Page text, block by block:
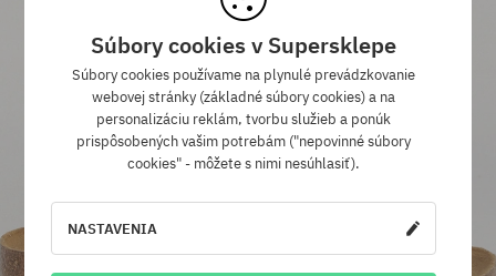
Súbory cookies v Supersklepe
Súbory cookies používame na plynulé prevádzkovanie
webovej stránky (základné súbory cookies) a na
personalizáciu reklám, tvorbu služieb a ponúk
prispôsobených vašim potrebám ("nepovinné súbory
cookies" - môžete s nimi nesúhlasiť).
NASTAVENIA